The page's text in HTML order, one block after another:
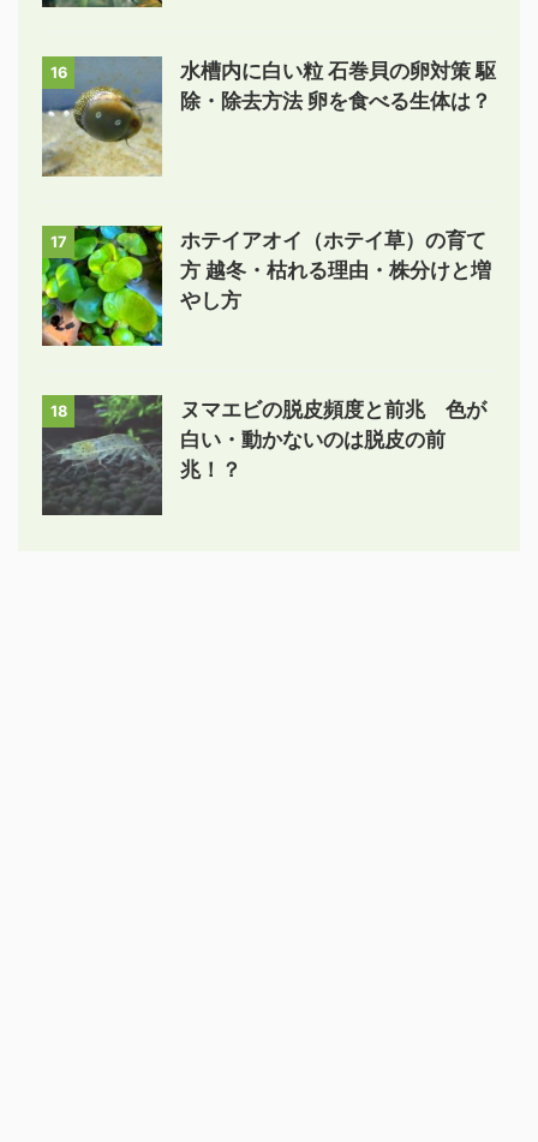
16
水槽内に白い粒 石巻貝の卵対策 駆
除・除去方法 卵を食べる生体は？
17
ホテイアオイ（ホテイ草）の育て
方 越冬・枯れる理由・株分けと増
やし方
18
ヌマエビの脱皮頻度と前兆 色が
白い・動かないのは脱皮の前
兆！？